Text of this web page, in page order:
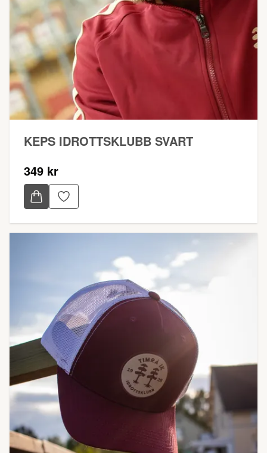
KEPS IDROTTSKLUBB SVART
349 kr